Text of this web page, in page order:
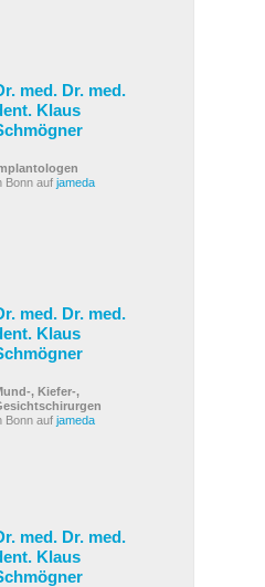
med. Dr. med.
Klaus
Bonn auf jameda
med. Dr. med.
Klaus
, Kiefer-,
Bonn auf jameda
med. Dr. med.
Klaus